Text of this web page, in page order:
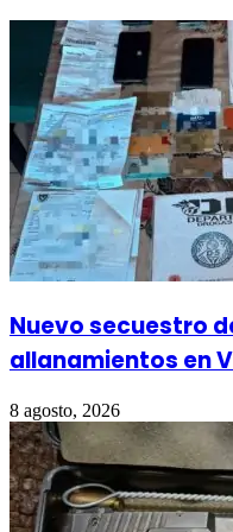
Nuevo secuestro
allanamientos en
8 agosto, 2026